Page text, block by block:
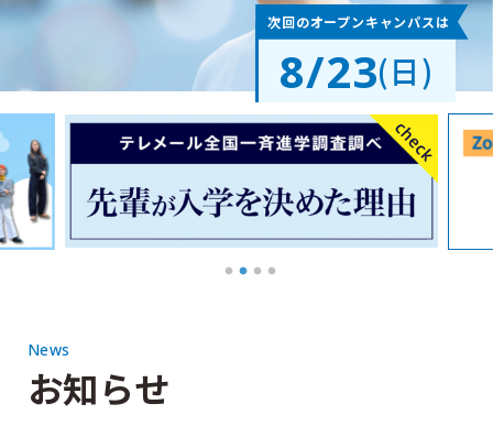
次回のオープンキャンパスは
8/23(日)
News
お知らせ